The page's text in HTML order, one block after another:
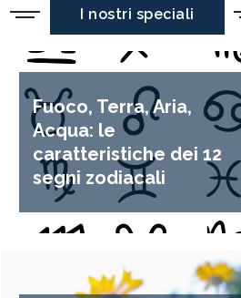
I nostri speciali
Fuoco, Terra, Aria,
Acqua: le
caratteristiche dei 12
segni zodiacali